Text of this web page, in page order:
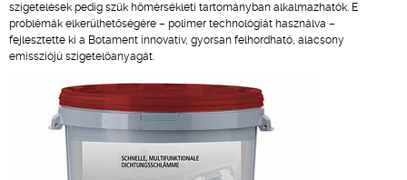
szigetelések pedig szűk hőmérsékleti tartományban alkalmazhatók. E
problémák elkerülhetőségére – polimer technológiát használva –
fejlesztette ki a Botament innovatív, gyorsan felhordható, alacsony
emissziójú szigetelőanyagát.